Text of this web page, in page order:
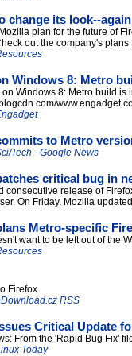
change its look--again
plan for the future of
out the company's
Windows 8: Metro
on Windows 8: Metro build is
to Metro
Tech - Google News
critical bug in
consecutive release of
On Friday, Mozilla
Metro-specific
want to be left out of the
Firefox
RSS
Critical Update
From the 'Rapid Bug Fix'
Today